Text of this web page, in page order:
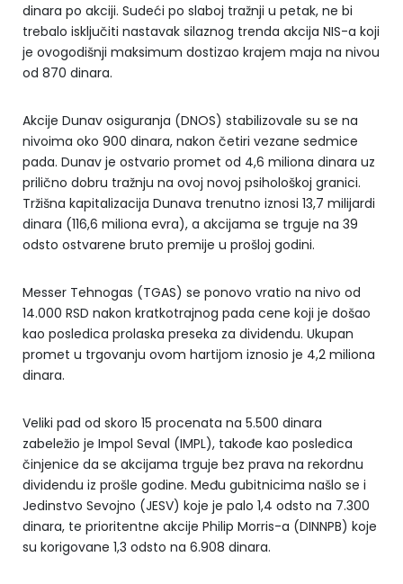
dinara po akciji. Sudeći po slaboj tražnji u petak, ne bi
trebalo isključiti nastavak silaznog trenda akcija NIS-a koji
je ovogodišnji maksimum dostizao krajem maja na nivou
od 870 dinara.
Akcije Dunav osiguranja (DNOS) stabilizovale su se na
nivoima oko 900 dinara, nakon četiri vezane sedmice
pada. Dunav je ostvario promet od 4,6 miliona dinara uz
prilično dobru tražnju na ovoj novoj psihološkoj granici.
Tržišna kapitalizacija Dunava trenutno iznosi 13,7 milijardi
dinara (116,6 miliona evra), a akcijama se trguje na 39
odsto ostvarene bruto premije u prošloj godini.
Messer Tehnogas (TGAS) se ponovo vratio na nivo od
14.000 RSD nakon kratkotrajnog pada cene koji je došao
kao posledica prolaska preseka za dividendu. Ukupan
promet u trgovanju ovom hartijom iznosio je 4,2 miliona
dinara.
Veliki pad od skoro 15 procenata na 5.500 dinara
zabeležio je Impol Seval (IMPL), takođe kao posledica
činjenice da se akcijama trguje bez prava na rekordnu
dividendu iz prošle godine. Među gubitnicima našlo se i
Jedinstvo Sevojno (JESV) koje je palo 1,4 odsto na 7.300
dinara, te prioritentne akcije Philip Morris-a (DINNPB) koje
su korigovane 1,3 odsto na 6.908 dinara.